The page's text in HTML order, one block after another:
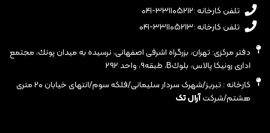
تلفن کارخانه :۳۳۱۱۰۵۲۱۲-۰۴۱
تلفن کارخانه :۳۳۱۱۰۵۲۱۳-۰۴۱
دفتر مرکزی: تهران، بزرگراه اشرفى اصفهانى، نرسيده به ميدان پونك، مجتمع
ادارى رونيكا پالاس، بلوكB، طبقه٩، واحد ٢٩٢
کارخانه : تبریز/شهرک سردار سلیمانی/فلکه سوم/انتهای خیابان ۲۰ متری
هشتم/شرکتآرال تک